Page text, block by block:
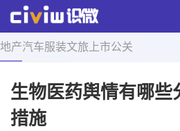
地产汽车服装文旅 上市公关
首页 > 舆情知识 > 正文
生物医药舆情有哪
措施